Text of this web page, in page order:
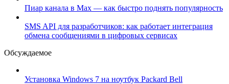
Пиар канала в Max — как быстро поднять популярность
SMS API для разработчиков: как работает интеграция
обмена сообщениями в цифровых сервисах
Обсуждаемое
Установка Windows 7 на ноутбук Packard Bell